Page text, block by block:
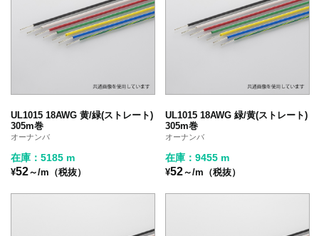
UL1015 18AWG 黄/緑(ストレート)
305m巻
オーナンバ
在庫：5185 m
¥52～/m（税抜）
UL1015 18AWG 緑/黄(ストレート)
305m巻
オーナンバ
在庫：9455 m
¥52～/m（税抜）